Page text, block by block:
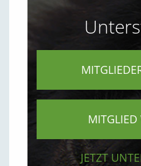
MITGLIED
JETZT